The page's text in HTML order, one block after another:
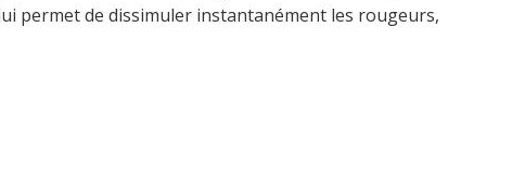
permet de dissimuler instantanément les rougeurs,